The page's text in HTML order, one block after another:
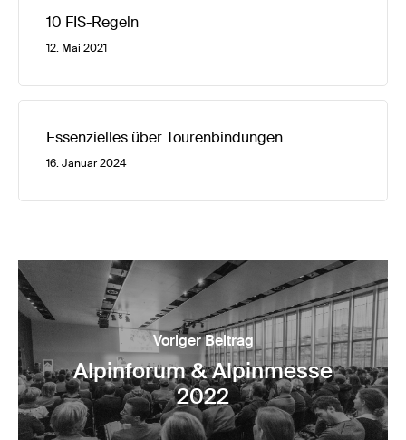
10 FIS-Regeln
12. Mai 2021
Essenzielles über Tourenbindungen
16. Januar 2024
Voriger Beitrag
Alpinforum & Alpinmesse
2022